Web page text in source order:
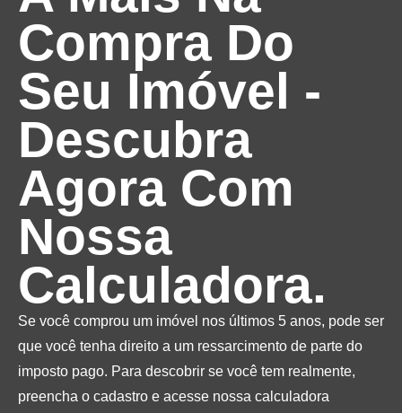
Compra Do
Seu Imóvel -
Descubra
Agora Com
Nossa
Calculadora.
Se você comprou um imóvel nos últimos 5 anos, pode ser
que você tenha direito a um ressarcimento de parte do
imposto pago. Para descobrir se você tem realmente,
preencha o cadastro e acesse nossa calculadora